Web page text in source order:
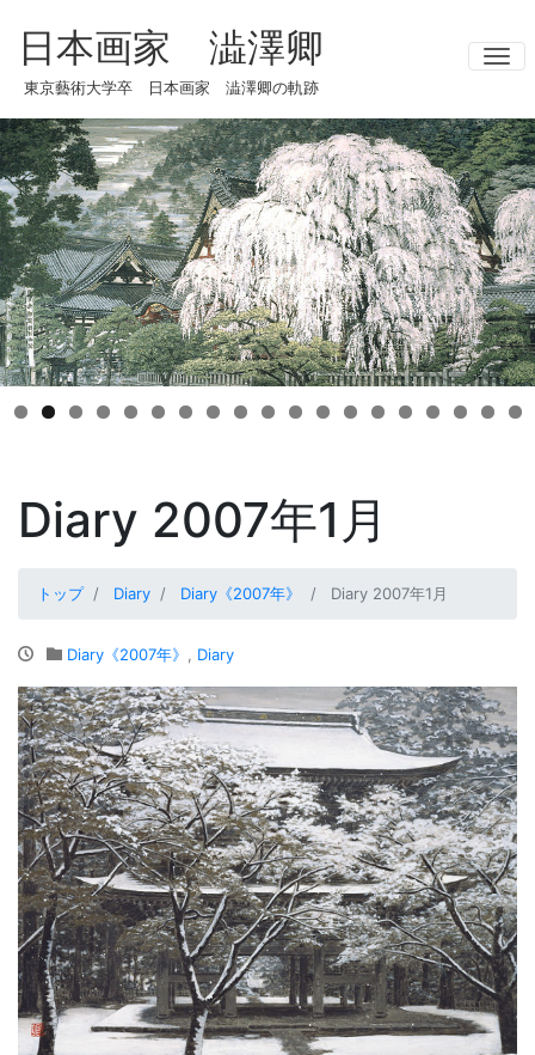
日本画家 澁澤卿
東京藝術大学卒 日本画家 澁澤卿の軌跡
ナ
Diary 2007年1月
トップ Diary Diary《2007年》 Diary 2007年1月
Diary《2007年》 Diary